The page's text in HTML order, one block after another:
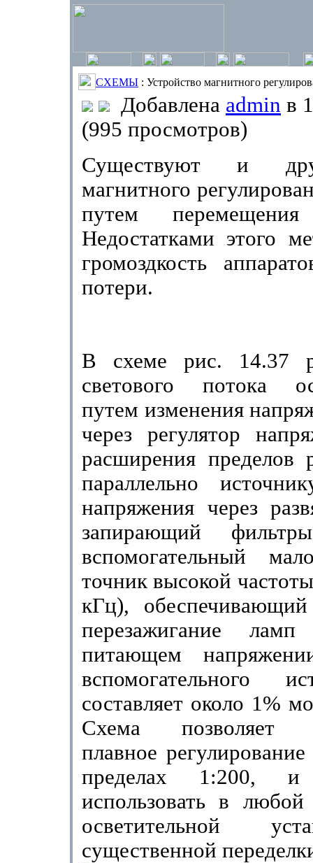
СХЕМЫ : Устройство магнитного
Добавлена admin в
(995 просмотров)
Существуют и
магнитного
путем перемещения
Недостатками этого
громоздкость
потери.
В схеме рис. 14.37
свето­вого потока
путем изменения
через регулятор
расширения пределов
параллельно
напряжения через
запирающий
вспомогательный
точник высокой
кГц),
перезажигание
питающем
вспомогательного
состав­ляет около 1%
Схема позволя­ет
плавное
пределах 1:200,
использовать в
осветительной
существенной